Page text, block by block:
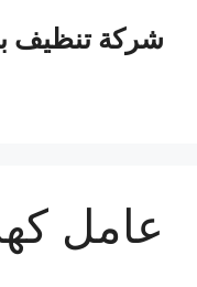
شركة تنظيف
عامل